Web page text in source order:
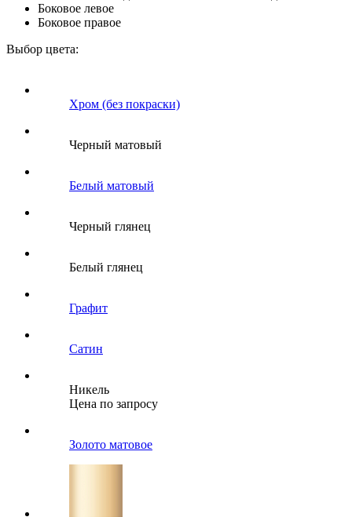
Боковое левое
Боковое правое
Выбор цвета:
Хром (без покраски)
Черный матовый
Белый матовый
Черный глянец
Белый глянец
Графит
Сатин
Никель
Цена по запросу
Золото матовое